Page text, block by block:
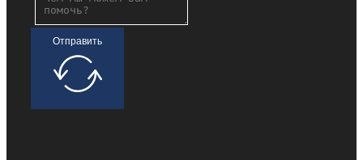
Отправить